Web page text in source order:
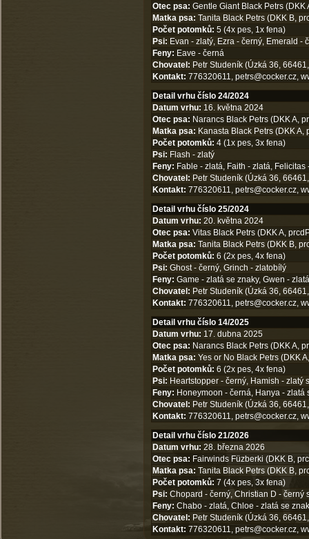
Otec psa: Gentle Giant Black Petrs (DKK
Matka psa: Tanita Black Petrs (DKK B,
Počet potomků: 5 (4x pes, 1x fena)
Psi: Evan - zlatý, Ezra - černý, Emerald -
Feny: Eave - černá
Chovatel: Petr Studeník (Úzká 36,
Kontakt: 776320611, petrs@cocker.cz,
Detail vrhu číslo 24/2024
Datum vrhu: 16. května 2024
Otec psa: Narancs Black Petrs (DKK A,
Matka psa: Kanasta Black Petrs (DKK A,
Počet potomků: 4 (1x pes, 3x fena)
Psi: Flash - zlatý
Feny: Fable - zlatá, Faith - zlatá, Felicitas
Chovatel: Petr Studeník (Úzká 36,
Kontakt: 776320611, petrs@cocker.cz,
Detail vrhu číslo 25/2024
Datum vrhu: 20. května 2024
Otec psa: Vitas Black Petrs (DKK A,
Matka psa: Tanita Black Petrs (DKK B,
Počet potomků: 6 (2x pes, 4x fena)
Psi: Ghost - černý, Grinch - zlatobílý
Feny: Game - zlatá se znaky, Gwen -
Chovatel: Petr Studeník (Úzká 36,
Kontakt: 776320611, petrs@cocker.cz,
Detail vrhu číslo 14/2025
Datum vrhu: 17. dubna 2025
Otec psa: Narancs Black Petrs (DKK A,
Matka psa: Yes or No Black Petrs (DKK
Počet potomků: 6 (2x pes, 4x fena)
Psi: Heartstopper - černý, Hamish - zlatý
Feny: Honeymoon - černá, Hanya - zlatá
Chovatel: Petr Studeník (Úzká 36,
Kontakt: 776320611, petrs@cocker.cz,
Detail vrhu číslo 21/2026
Datum vrhu: 28. března 2026
Otec psa: Fairwinds Füzberki (DKK B,
Matka psa: Tanita Black Petrs (DKK B,
Počet potomků: 7 (4x pes, 3x fena)
Psi: Chopard - černý, Christian D - černý
Feny: Chabo - zlatá, Chloe - zlatá se
Chovatel: Petr Studeník (Úzká 36,
Kontakt: 776320611, petrs@cocker.cz,